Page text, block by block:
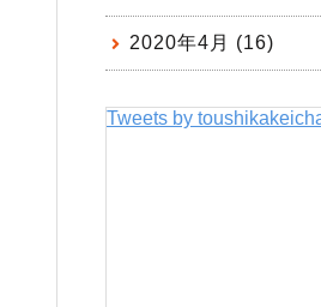
2020年4月 (16)
Tweets by